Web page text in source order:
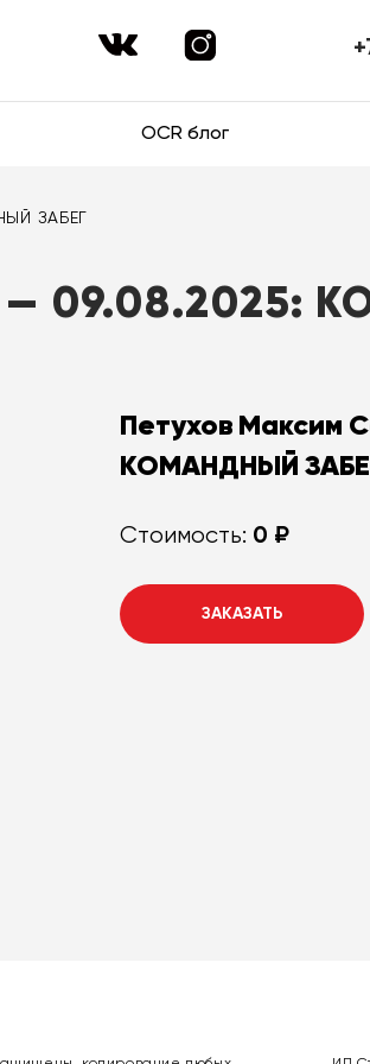
OCR блог
ЗАБЕГ
09.08.2025:
Петухов Максим
КОМАНДНЫЙ
Стоимость: 0 ₽
ЗАКАЗАТЬ